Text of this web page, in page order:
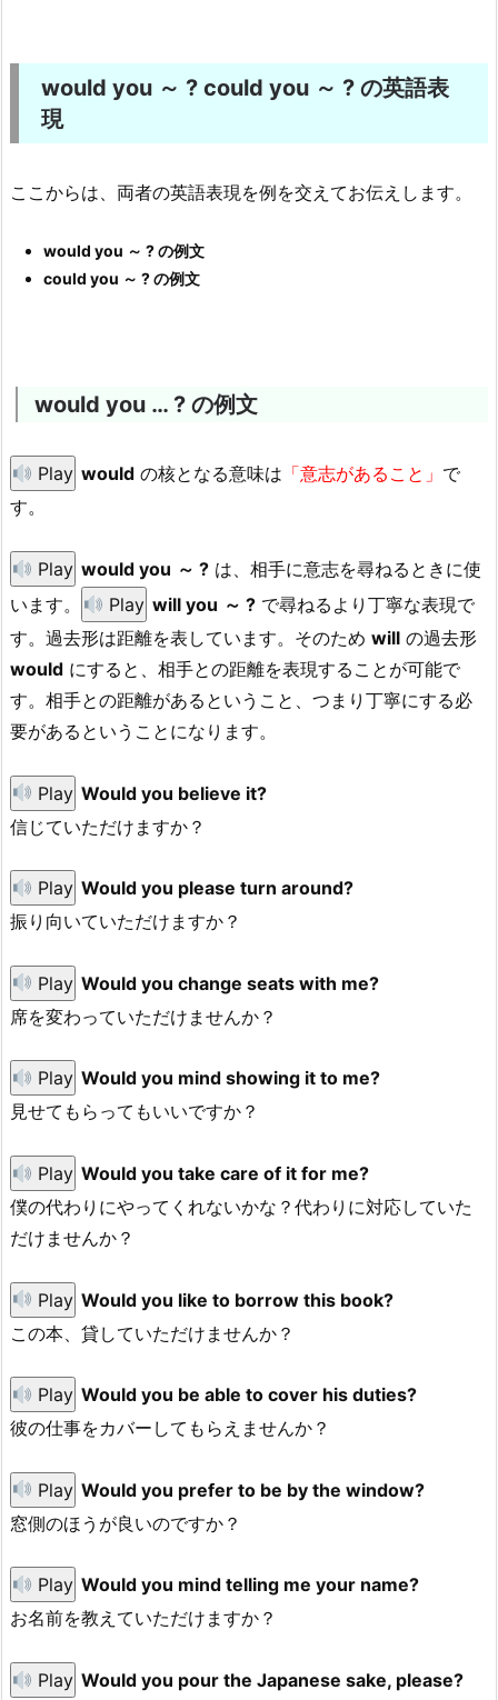
would you ～ ? could you ～ ? の英語表
現
ここからは、両者の英語表現を例を交えてお伝えします。
would you ～ ? の例文
could you ～ ? の例文
would you … ? の例文
Play would の核となる意味は 「意志があること」 で
す。
Play would you ～ ? は、相手に意志を尋ねるときに使
います。
Play will you ～ ? で尋ねるより丁寧な表現で
す。過去形は距離を表しています。そのため will の過去形
would にすると、相手との距離を表現することが可能で
す。相手との距離があるということ、つまり丁寧にする必
要があるということになります。
Play Would you believe it?
信じていただけますか？
Play Would you please turn around?
振り向いていただけますか？
Play Would you change seats with me?
席を変わっていただけませんか？
Play Would you mind showing it to me?
見せてもらってもいいですか？
Play Would you take care of it for me?
僕の代わりにやってくれないかな？代わりに対応していた
だけませんか？
Play Would you like to borrow this book?
この本、貸していただけませんか？
Play Would you be able to cover his duties?
彼の仕事をカバーしてもらえませんか？
Play Would you prefer to be by the window?
窓側のほうが良いのですか？
Play Would you mind telling me your name?
お名前を教えていただけますか？
Play Would you pour the Japanese sake, please?